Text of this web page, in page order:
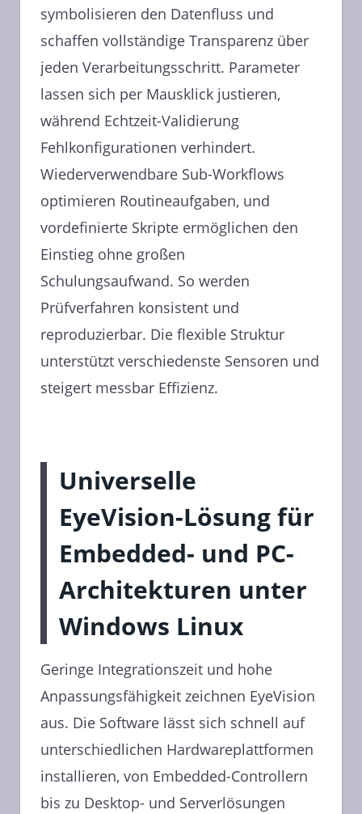
symbolisieren den Datenfluss und
schaffen vollständige Transparenz über
jeden Verarbeitungsschritt. Parameter
lassen sich per Mausklick justieren,
während Echtzeit-Validierung
Fehlkonfigurationen verhindert.
Wiederverwendbare Sub-Workflows
optimieren Routineaufgaben, und
vordefinierte Skripte ermöglichen den
Einstieg ohne großen
Schulungsaufwand. So werden
Prüfverfahren konsistent und
reproduzierbar. Die flexible Struktur
unterstützt verschiedenste Sensoren und
steigert messbar Effizienz.
Universelle
EyeVision-Lösung für
Embedded- und PC-
Architekturen unter
Windows Linux
Geringe Integrationszeit und hohe
Anpassungsfähigkeit zeichnen EyeVision
aus. Die Software lässt sich schnell auf
unterschiedlichen Hardwareplattformen
installieren, von Embedded-Controllern
bis zu Desktop- und Serverlösungen